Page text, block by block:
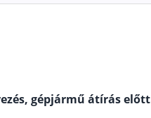
gépjármű átírás előtt